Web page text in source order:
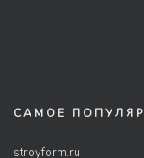
САМОЕ
stroyform.ru